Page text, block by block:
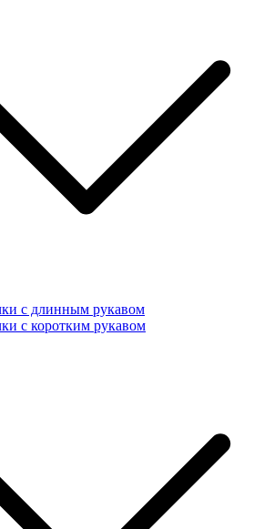
с длинным рукавом
с коротким рукавом